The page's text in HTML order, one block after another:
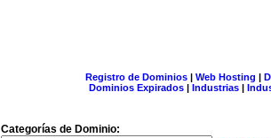
Registro de Dominios| Web Hosting |
Dominios Expirados | Industrias |
Categorías de Dominio: